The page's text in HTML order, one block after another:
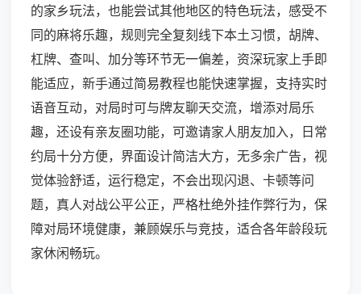
的家乡玩法，也能尝试其他地区的特色玩法，感受不
同的麻将乐趣，规则完全复刻线下本土习惯，胡牌、
杠牌、查叫、加分等环节无一偏差，资深玩家上手即
能适应，新手通过简易教程也能快速掌握，支持实时
语音互动，对局时可与牌友聊天交流，增添对局乐
趣，还设有亲友圈功能，可邀请家人朋友加入，日常
约局十分方便，界面设计简洁大方，无多余广告，视
觉体验舒适，运行稳定，不会出现闪退、卡顿等问
题，真人对战公平公正，严格杜绝外挂作弊行为，保
障对局环境健康，兼顾娱乐与竞技，适合各年龄段玩
家休闲畅玩。